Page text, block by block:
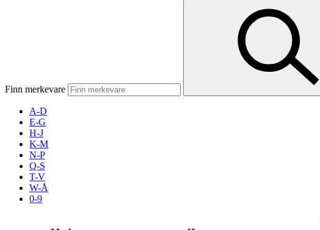
Mat og drikke
Finn merkevare
A-D
E-G
H-J
K-M
N-P
Q-S
T-V
W-Å
0-9